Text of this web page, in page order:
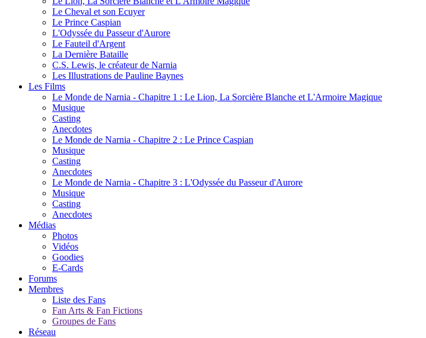
Le Cheval et son Ecuyer
Le Prince Caspian
L'Odyssée du Passeur d'Aurore
Le Fauteil d'Argent
La Dernière Bataille
C.S. Lewis, le créateur de Narnia
Les Illustrations de Pauline Baynes
Les Films
Le Monde de Narnia - Chapitre 1 : Le Lion, La Sorcière Blanche et L'Armoire Magique
Musique
Casting
Anecdotes
Le Monde de Narnia - Chapitre 2 : Le Prince Caspian
Musique
Casting
Anecdotes
Le Monde de Narnia - Chapitre 3 : L'Odyssée du Passeur d'Aurore
Musique
Casting
Anecdotes
Médias
Photos
Vidéos
Goodies
E-Cards
Forums
Membres
Liste des Fans
Fan Arts & Fan Fictions
Groupes de Fans
Réseau